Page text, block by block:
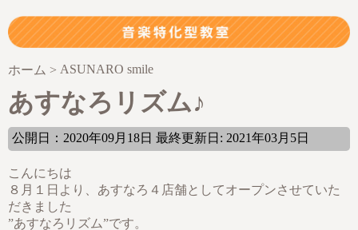
ホーム > ASUNARO smile
あすなろリズム♪
公開日：2020年09月18日 最終更新日: 2021年03月5日
こんにちは
８月１日より、あすなろ４店舗としてオープンさせていた
だきました
”あすなろリズム”です。